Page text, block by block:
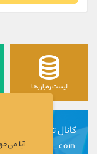
لیست رمزارزها
کانال تلگرام
آیا